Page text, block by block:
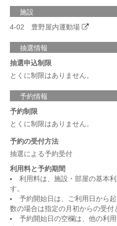
施設
4-02 豊野屋内運動場
抽選情報
抽選申込制限
とくに制限はありません。
予約情報
予約制限
とくに制限はありません。
予約の受付方法
抽選による予約受付
利用料と予約期間
利用料は、施設・部屋の基本
す。
予約開始日は、ご利用日から
数の場合は指定の月初からの受付
予約開始日の空欄は、他の利